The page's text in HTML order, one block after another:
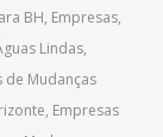
BH, Empresas,
Lindas,
de Mudanças
, Empresas